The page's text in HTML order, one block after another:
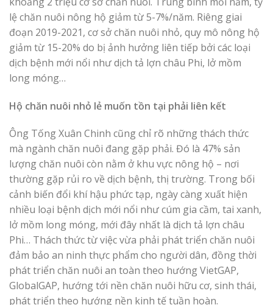
lệ chăn nuôi nông hộ giảm từ 5-7%/năm. Riêng giai
đoạn 2019-2021, cơ sở chăn nuôi nhỏ, quy mô nông hộ
giảm từ 15-20% do bị ảnh hưởng liên tiếp bởi các loại
dịch bệnh mới nổi như dịch tả lợn châu Phi, lở mồm
long móng…
Hộ chăn nuôi nhỏ lẻ muốn tồn tại phải liên kết
Ông Tống Xuân Chinh cũng chỉ rõ những thách thức
mà ngành chăn nuôi đang gặp phải. Đó là 47% sản
lượng chăn nuôi còn nằm ở khu vực nông hộ – nơi
thường gặp rủi ro về dịch bệnh, thị trường. Trong bối
cảnh biến đổi khí hậu phức tạp, ngày càng xuất hiện
nhiều loại bệnh dịch mới nổi như cúm gia cầm, tai xanh,
lở mồm long móng, mới đây nhất là dịch tả lợn châu
Phi… Thách thức từ việc vừa phải phát triển chăn nuôi
đảm bảo an ninh thực phẩm cho người dân, đồng thời
phát triển chăn nuôi an toàn theo hướng VietGAP,
GlobalGAP, hướng tới nền chăn nuôi hữu cơ, sinh thái,
phát triển theo hướng nền kinh tế tuần hoàn.